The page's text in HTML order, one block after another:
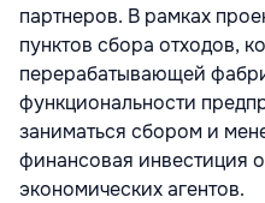
партнеров. В рамках
пунктов сбора отходов,
перерабатывающей
функциональности
заниматься сбором и
финансовая инвестиция
экономических агентов.